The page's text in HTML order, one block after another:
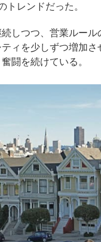
トレンドだった。
しつつ、営業ルール
ィを少しずつ増加さ
闘を続けている。